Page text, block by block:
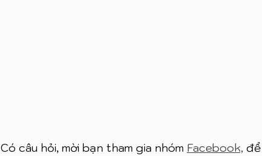
Có câu hỏi, mời bạn tham gia nhóm Facebook, để